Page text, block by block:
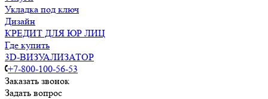
Укладка под ключ
Дизайн
КРЕДИТ ДЛЯ ЮР ЛИЦ
Где купить
3D-ВИЗУАЛИЗАТОР
+7-800-100-56-53
Заказать звонок
Задать вопрос